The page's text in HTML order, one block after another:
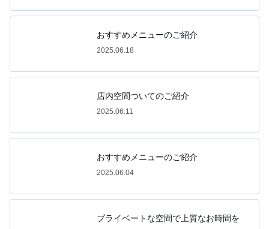
おすすめメニューのご紹介
2025.06.18
店内空間ついてのご紹介
2025.06.11
おすすめメニューのご紹介
2025.06.04
プライベートな空間で上質なお時間を